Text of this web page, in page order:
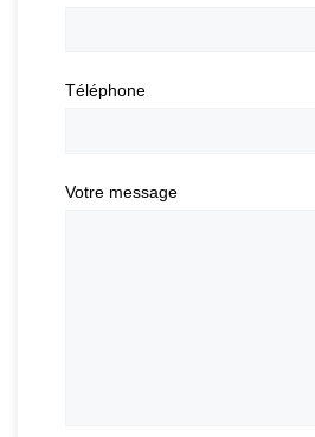
Téléphone
Votre message